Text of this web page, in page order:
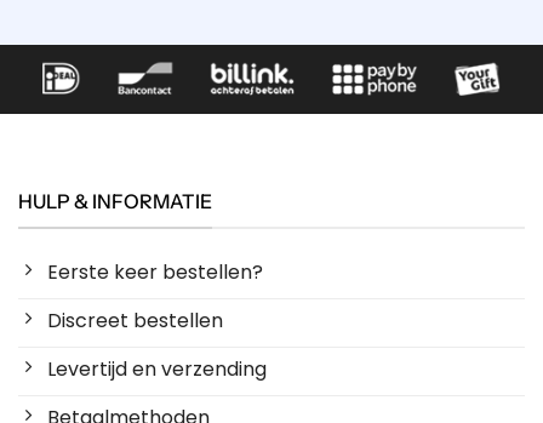
HULP & INFORMATIE
Eerste keer bestellen?
Discreet bestellen
Levertijd en verzending
Betaalmethoden